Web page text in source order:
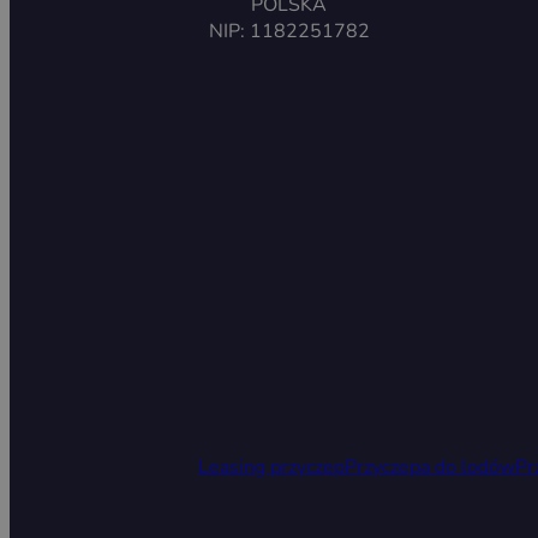
NIP: 1182251782
Leasing przyczepPrzyczepa do lodów